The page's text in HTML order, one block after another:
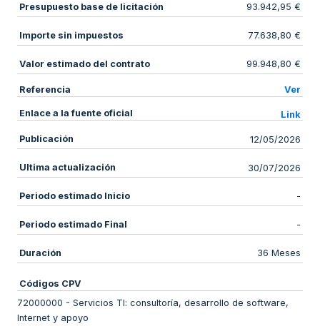
Presupuesto base de licitación 93.942,95 €
Importe sin impuestos 77.638,80 €
Valor estimado del contrato 99.948,80 €
Referencia Ver
Enlace a la fuente oficial Link
Publicación 12/05/2026
Ultima actualización 30/07/2026
Periodo estimado Inicio -
Periodo estimado Final -
Duración 36 Meses
Códigos CPV
72000000 - Servicios TI: consultoría, desarrollo de software,
Internet y apoyo